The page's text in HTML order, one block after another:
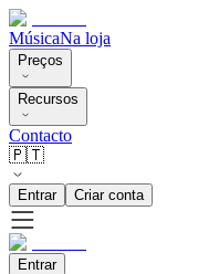
MúsicaNa loja
Preços
Recursos
Contacto
🇵🇹
Entrar Criar conta
Entrar